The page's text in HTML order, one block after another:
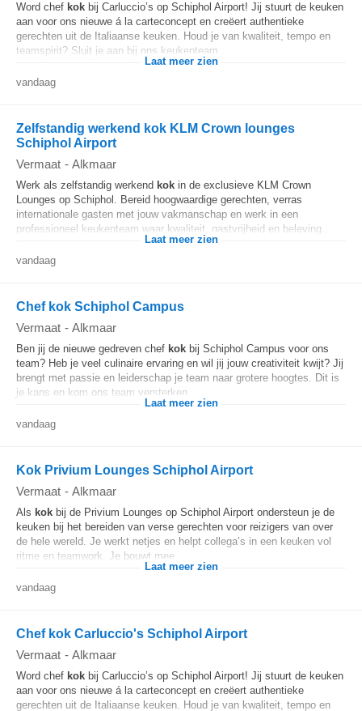
Word chef kok bij Carluccio’s op Schiphol Airport! Jij stuurt de keuken
aan voor ons nieuwe á la carteconcept en creëert authentieke
gerechten uit de Italiaanse keuken. Houd je van kwaliteit, tempo en
teamspirit? Sluit je aan bij ons keukenteam...
Laat meer zien
vandaag
Zelfstandig werkend kok KLM Crown lounges
Schiphol Airport
Vermaat - Alkmaar
Werk als zelfstandig werkend kok in de exclusieve KLM Crown
Lounges op Schiphol. Bereid hoogwaardige gerechten, verras
internationale gasten met jouw vakmanschap en werk in een
professioneel keukenteam waar kwaliteit, gastvrijheid en beleving...
Laat meer zien
vandaag
Chef kok Schiphol Campus
Vermaat - Alkmaar
Ben jij de nieuwe gedreven chef kok bij Schiphol Campus voor ons
team? Heb je veel culinaire ervaring en wil jij jouw creativiteit kwijt? Jij
brengt met passie en leiderschap je team naar grotere hoogtes. Dit is
je kans en kom ons team versterken...
Laat meer zien
vandaag
Kok Privium Lounges Schiphol Airport
Vermaat - Alkmaar
Als kok bij de Privium Lounges op Schiphol Airport ondersteun je de
keuken bij het bereiden van verse gerechten voor reizigers van over
de hele wereld. Je werkt netjes en helpt collega’s in een keuken vol
ritme en teamwork. Je bouwt mee...
Laat meer zien
vandaag
Chef kok Carluccio's Schiphol Airport
Vermaat - Alkmaar
Word chef kok bij Carluccio’s op Schiphol Airport! Jij stuurt de keuken
aan voor ons nieuwe á la carteconcept en creëert authentieke
gerechten uit de Italiaanse keuken. Houd je van kwaliteit, tempo en